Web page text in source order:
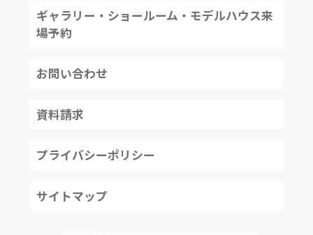
ギャラリー・ショールーム・モデルハウス来
場予約
お問い合わせ
資料請求
プライバシーポリシー
サイトマップ